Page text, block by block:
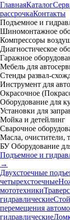
ГлавнаяКаталог
рассрочкаКонтакты
Подъемное и
Шиномонтажное
Компрессоры
Диагностическое
Гаражное
Мебель для
Стенды развал-
Инструмент для
Окрасочное
Оборудование для
Установки для
Мойка и детейлинг
Сварочное
Масла, очистители,
БУ Оборудование
Подъемное и
→
Двухстоечные
четырехстоечные
мототехники
гидравлические
перемещения
гидравлические